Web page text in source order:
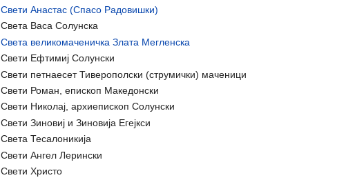
Свети Анастас (Спасо Радовишки)
Света Васа Солунска
Света великомаченичка Злата Мегленска
Свети Ефтимиј Солунски
Свети петнаесет Тиверополски (струмички) маченици
Свети Роман, епископ Македонски
Свети Николај, архиепископ Солунски
Свети Зиновиј и Зиновија Егејкси
Света Тесалоникија
Свети Ангел Лерински
Свети Христо